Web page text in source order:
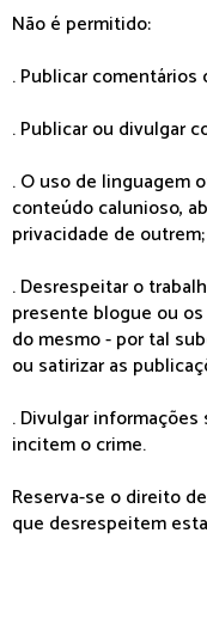
Não é permitido:
. Publicar
. Publicar ou divulgar
. O uso de linguagem
conteúdo calunioso,
privacidade de outrem;
. Desrespeitar o
presente blogue ou
do mesmo - por tal
ou satirizar as
. Divulgar
incitem o crime.
Reserva-se o direito
que desrespeitem